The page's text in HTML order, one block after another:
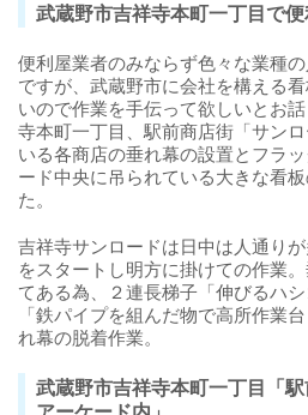
武蔵野市吉祥寺本町一丁目で
便利屋業者のみならず色々な業種
ですが、武蔵野市に会社を構える
いので作業を手伝って欲しいとお
寺本町一丁目、駅前商店街「サン
いる各商店の垂れ幕の設置とフラ
ード中央に吊られている大きな看
た。
吉祥寺サンロードは日中は人通り
をスタートし明方に掛けての作業
てある為、２連長梯子「伸びるハ
「鉄パイプを組んだ物で高所作業
れ幕の脱着作業。
武蔵野市吉祥寺本町一丁目「